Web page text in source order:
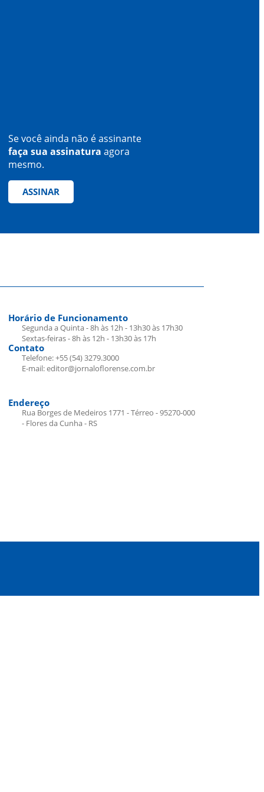
Se você ainda não é assinante
faça sua assinatura agora
mesmo.
ASSINAR
Horário de Funcionamento
Segunda a Quinta - 8h às 12h - 13h30 às 17h30
Sextas-feiras - 8h às 12h - 13h30 às 17h
Contato
Telefone: +55 (54) 3279.3000
E-mail: editor@jornaloflorense.com.br
Endereço
Rua Borges de Medeiros 1771 - Térreo - 95270-000
- Flores da Cunha - RS